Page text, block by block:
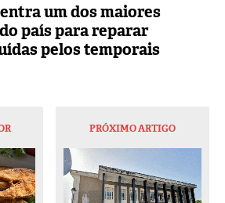
um dos maiores
país para reparar
pelos temporais
PRÓXIMO ARTIGO